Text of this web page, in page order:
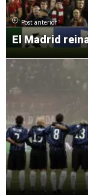
Post anterior
El Madrid